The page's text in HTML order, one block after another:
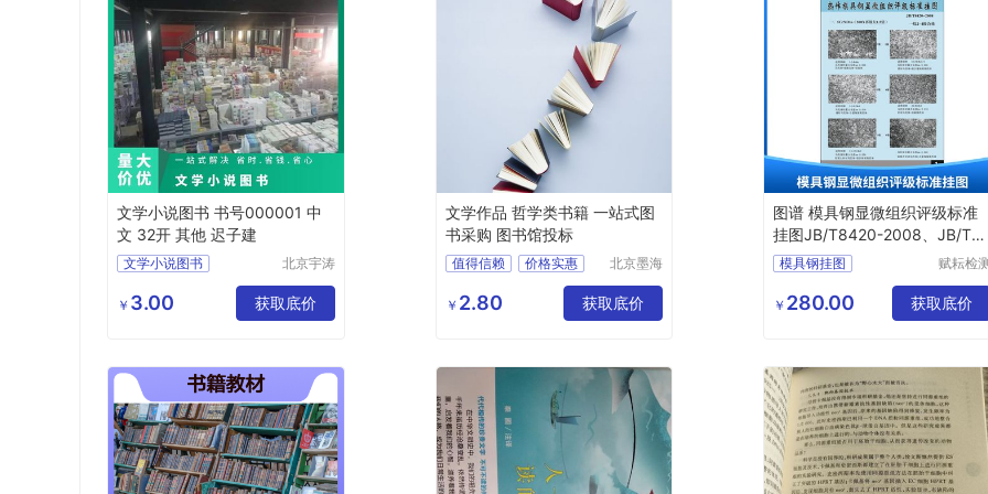
文学小说图书 书号000001 中
文 32开 其他 迟子建
文学小说图书
北京宇涛
传播有限
公司
￥ 3.00 获取底价
文学作品 哲学类书籍 一站式图
书采购 图书馆投标
值得信赖
价格实惠
北京墨海
有限公司
￥ 2.80 获取底价
图谱 模具钢显微组织评级标准
挂图JB/T8420-2008、JB/
13-2007
模具钢挂图
模具钢金相挂图
赋耘检
海)有限
公司
￥ 280.00 获取底价